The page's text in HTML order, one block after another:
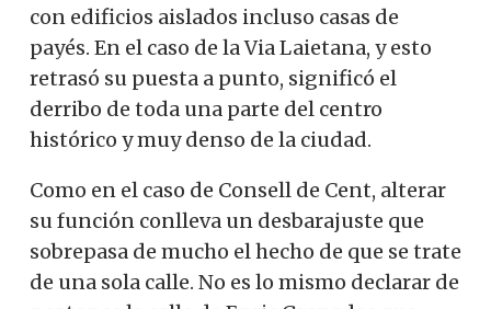
con edificios aislados incluso casas de
payés. En el caso de la Via Laietana, y esto
retrasó su puesta a punto, significó el
derribo de toda una parte del centro
histórico y muy denso de la ciudad.
Como en el caso de Consell de Cent, alterar
su función conlleva un desbarajuste que
sobrepasa de mucho el hecho de que se trate
de una sola calle. No es lo mismo declarar de